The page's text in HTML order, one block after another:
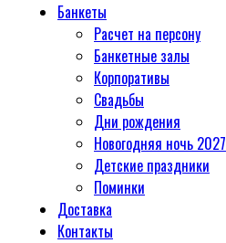
Банкеты
Расчет на персону
Банкетные залы
Корпоративы
Свадьбы
Дни рождения
Новогодняя ночь 2027
Детские праздники
Поминки
Доставка
Контакты